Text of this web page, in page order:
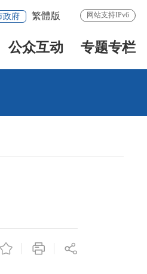
政府 繁體版 网站支持IPv6
公众互动 专题专栏